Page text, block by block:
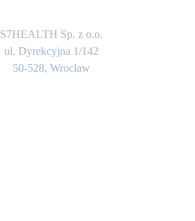
S7HEALTH Sp. z o.o.
ul. Dyrekcyjna 1/142
50-528, Wrocław